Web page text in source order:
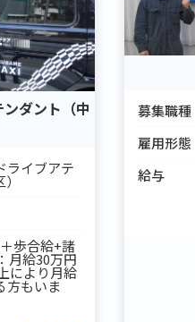
ダント（中
ライブアテ
歩合給+諸
月給30万円
により月給
方もいま
募集職種
雇用形態
給与